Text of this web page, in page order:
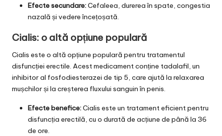
Efecte secundare:Cefaleea, durerea în spate, congestia
nazală și vedere încețoșată.
Cialis: o altă opțiune populară
Cialis este o altă opțiune populară pentru tratamentul
disfuncției erectile. Acest medicament conține tadalafil, un
inhibitor al fosfodiesterazei de tip 5, care ajută la relaxarea
mușchilor și la creșterea fluxului sanguin în penis.
Efecte benefice:Cialis este un tratament eficient pentru
disfuncția erectilă, cu o durată de acțiune de până la 36
de ore.